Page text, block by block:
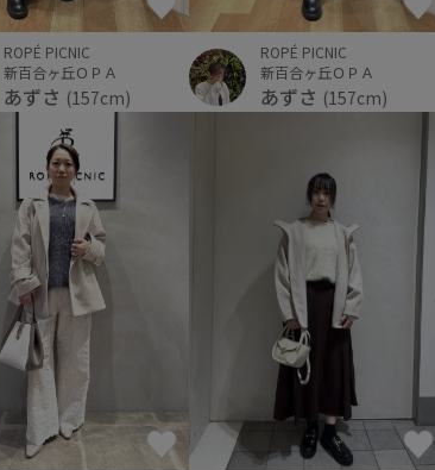
ROPÉ PICNIC
新百合ヶ丘ＯＰＡ
あずさ (157cm)
ROPÉ PICNIC
新百合ヶ丘ＯＰＡ
あずさ (157cm)